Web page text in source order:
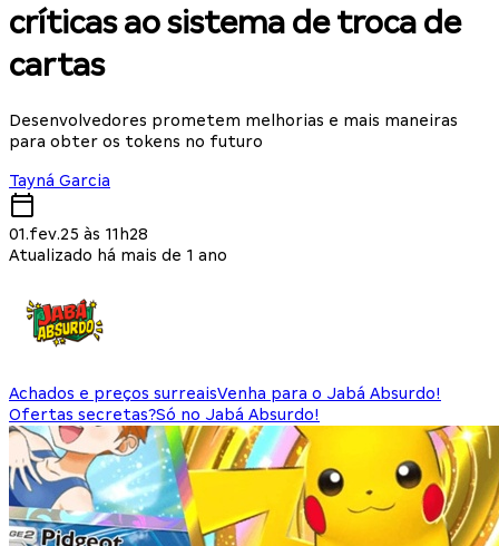
críticas ao sistema de troca de
cartas
Desenvolvedores prometem melhorias e mais maneiras
para obter os tokens no futuro
Tayná Garcia
01.fev.25 às 11h28
Atualizado há mais de 1 ano
Achados e preços surreaisVenha para o Jabá Absurdo!
Ofertas secretas?Só no Jabá Absurdo!